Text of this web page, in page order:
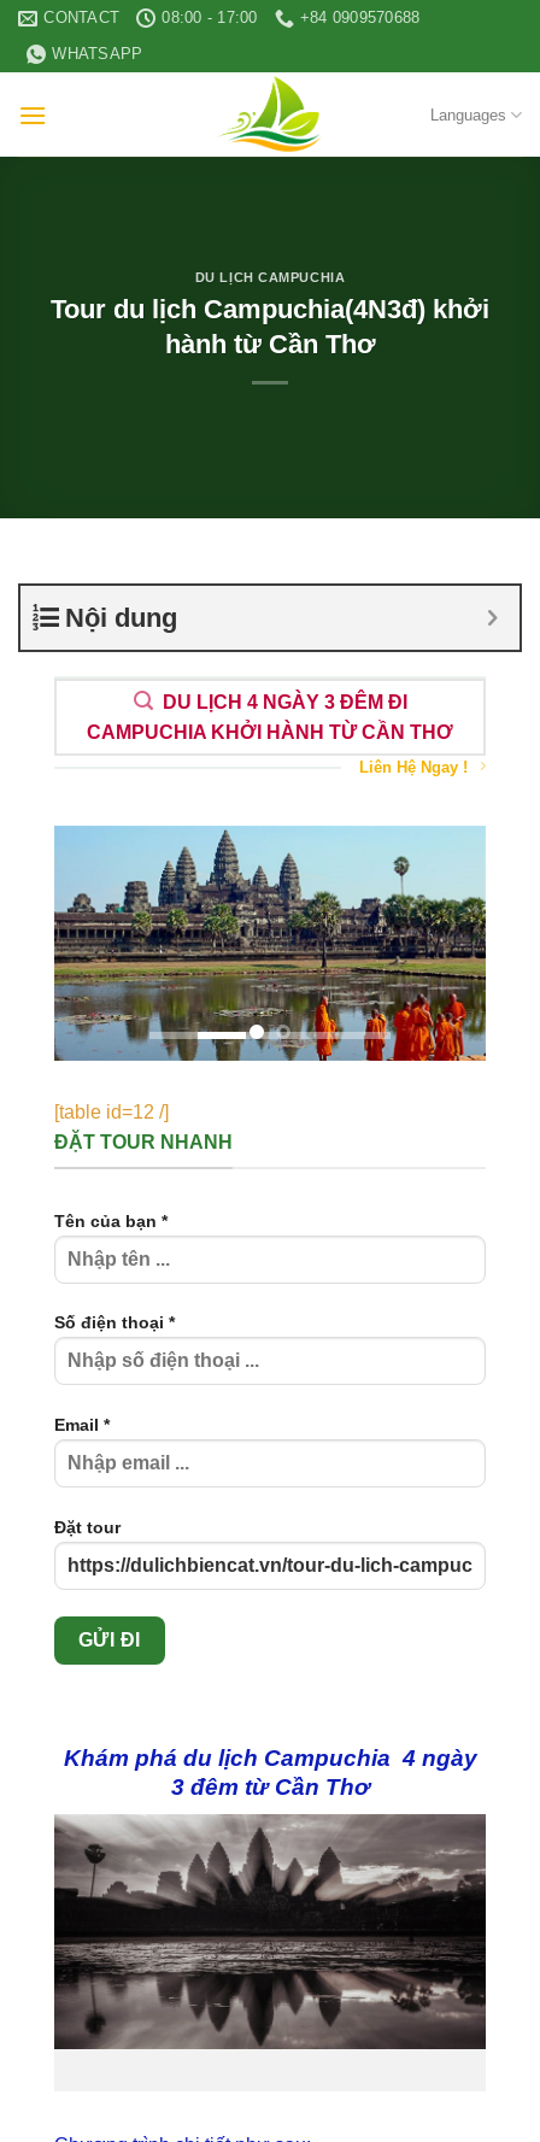
Skip
content
CONTACT 08:00 - 17:00
+84 0909570688
WHATSAPP
Languages
DU LỊCH CAMPUCHIA
Tour du lịch Campuchia(4N3đ) khởi
hành từ Cần Thơ
Nội dung
DU LỊCH 4 NGÀY 3 ĐÊM ĐI
CAMPUCHIA KHỞI HÀNH TỪ CẦN THƠ
Liên Hệ Ngay !
[table id=12 /]
ĐẶT TOUR NHANH
Tên của bạn *
Số điện thoại *
Email *
Đặt tour
Khám phá du lịch Campuchia 4 ngày
3 đêm từ Cần Thơ